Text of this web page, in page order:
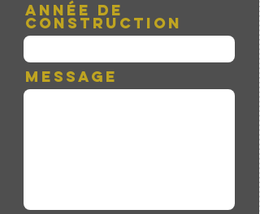
Année de
construction
Message